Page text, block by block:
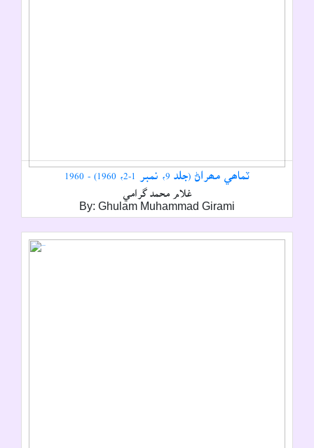
ٽماھي مھراڻ (جلد 9، نمبر 1-2، 1960) - 1960
غلام محمد گرامي
By: Ghulam Muhammad Girami